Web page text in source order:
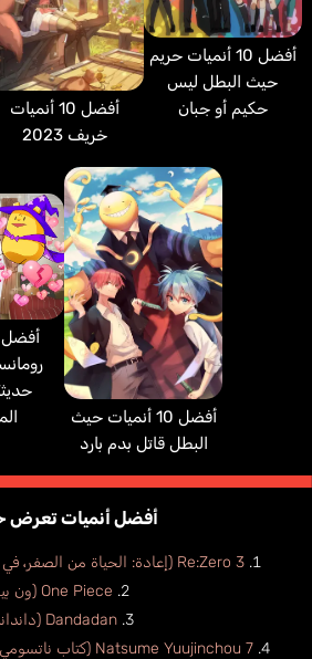
أفضل 10 أنميات حريم
حيث البطل ليس
حكيم أو جبان
أفضل 10 أنميات
خريف 2023
أفضل 10 أنميات حيث
البطل قاتل بدم بارد
أفضل أنميات تعرض
Re:Zero 3 (إعادة: الحياة من الصفر، في عالم أخر الموسم الثالث)
One Piece (ون بيس)
Dandadan (دانداندان)
Natsume Yuujinchou 7 (كتاب ناتسومي للأصدقاء الموسم السابع)